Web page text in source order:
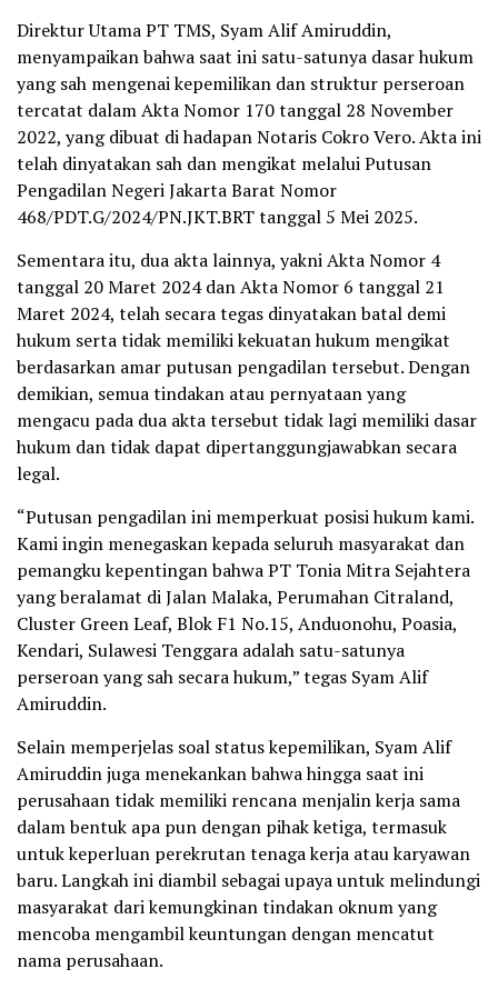
Direktur Utama PT TMS, Syam Alif Amiruddin,
menyampaikan bahwa saat ini satu-satunya dasar hukum
yang sah mengenai kepemilikan dan struktur perseroan
tercatat dalam Akta Nomor 170 tanggal 28 November
2022, yang dibuat di hadapan Notaris Cokro Vero. Akta ini
telah dinyatakan sah dan mengikat melalui Putusan
Pengadilan Negeri Jakarta Barat Nomor
468/PDT.G/2024/PN.JKT.BRT tanggal 5 Mei 2025.
Sementara itu, dua akta lainnya, yakni Akta Nomor 4
tanggal 20 Maret 2024 dan Akta Nomor 6 tanggal 21
Maret 2024, telah secara tegas dinyatakan batal demi
hukum serta tidak memiliki kekuatan hukum mengikat
berdasarkan amar putusan pengadilan tersebut. Dengan
demikian, semua tindakan atau pernyataan yang
mengacu pada dua akta tersebut tidak lagi memiliki dasar
hukum dan tidak dapat dipertanggungjawabkan secara
legal.
“Putusan pengadilan ini memperkuat posisi hukum kami.
Kami ingin menegaskan kepada seluruh masyarakat dan
pemangku kepentingan bahwa PT Tonia Mitra Sejahtera
yang beralamat di Jalan Malaka, Perumahan Citraland,
Cluster Green Leaf, Blok F1 No.15, Anduonohu, Poasia,
Kendari, Sulawesi Tenggara adalah satu-satunya
perseroan yang sah secara hukum,” tegas Syam Alif
Amiruddin.
Selain memperjelas soal status kepemilikan, Syam Alif
Amiruddin juga menekankan bahwa hingga saat ini
perusahaan tidak memiliki rencana menjalin kerja sama
dalam bentuk apa pun dengan pihak ketiga, termasuk
untuk keperluan perekrutan tenaga kerja atau karyawan
baru. Langkah ini diambil sebagai upaya untuk melindungi
masyarakat dari kemungkinan tindakan oknum yang
mencoba mengambil keuntungan dengan mencatut
nama perusahaan.